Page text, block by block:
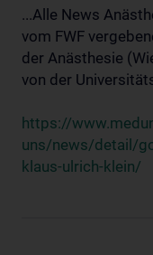
...Alle News
vom FWF
der Anästhesie
von der
https://
uns/news/detail/
klaus-ulrich-klein/